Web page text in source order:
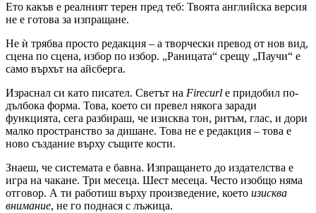
Ето какъв е реалният терен пред теб: Твоята английска версия
не е готова за изпращане.
Не ѝ трябва просто редакция – а творчески превод от нов вид,
сцена по сцена, избор по избор. „Раницата“ срещу „Паучи“ е
само върхът на айсберга.
Израснал си като писател. Светът на Firecurl е придобил по-
дълбока форма. Това, което си превел някога заради
функцията, сега разбираш, че изисква тон, ритъм, глас, и дори
малко пространство за дишане. Това не е редакция – това е
ново създание върху същите кости.
Знаеш, че системата е бавна. Изпращането до издателства е
игра на чакане. Три месеца. Шест месеца. Често изобщо няма
отговор. А ти работиш върху произведение, което изисква
внимание, не го поднася с лъжица.